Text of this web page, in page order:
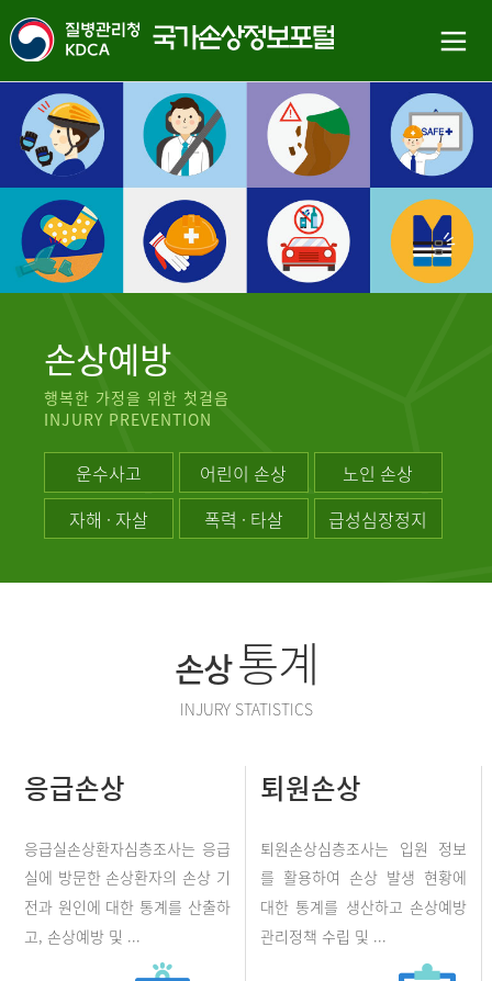
손상예방
행복한 가정을 위한 첫걸음
INJURY PREVENTION
운수사고 어린이 손상
노인 손상
자해 · 자살
폭력 · 타살 급성심장정지
손상통계
INJURY STATISTICS
응급손상
응급실손상환자심층조사는 응급
실에 방문한 손상환자의 손상 기
전과 원인에 대한 통계를 산출하
고, 손상예방 및 ...
퇴원손상
퇴원손상심층조사는 입원 정보
를 활용하여 손상 발생 현황에
대한 통계를 생산하고 손상예방
관리정책 수립 및 ...